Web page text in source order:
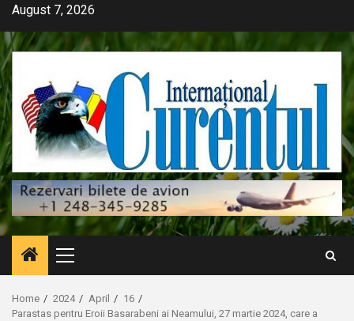
Skip
content
August 7, 2026
Primary
Menu
Home 2024 April
16
Parastas pentru Eroii Basarabeni ai Neamului, 27 martie 2024, care a